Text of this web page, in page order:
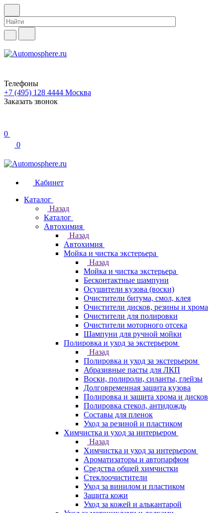
Телефоны
+7 (495) 128 4444 Москва
Заказать звонок
0
0
Кабинет
Каталог
Назад
Каталог
Автохимия
Назад
Автохимия
Мойка и чистка экстерьера
Назад
Мойка и чистка экстерьера
Бесконтактные шампуни
Осушители кузова (воски)
Очистители битума, смол, клея
Очистители дисков, резины и хрома
Очистители для полировки
Очистители моторного отсека
Шампуни для ручной мойки
Полировка и уход за экстерьером
Назад
Полировка и уход за экстерьером
Абразивные пасты для ЛКП
Воски, полироли, силанты, глейзы
Долговременная защита кузова
Полировка и защита хрома и дисков
Полировка стекол, антидождь
Составы для пленок
Уход за резиной и пластиком
Химчистка и уход за интерьером
Назад
Химчистка и уход за интерьером
Ароматизаторы и автопарфюм
Средства общей химчистки
Стеклоочистители
Уход за винилом и пластиком
Защита кожи
Уход за кожей и алькантарой